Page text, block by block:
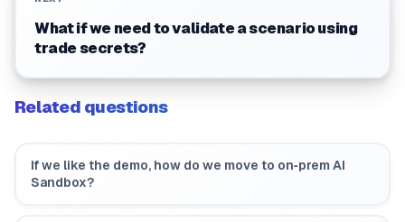
What if we need to validate a scenario using
trade secrets?
Related questions
If we like the demo, how do we move to on‑prem AI
Sandbox?